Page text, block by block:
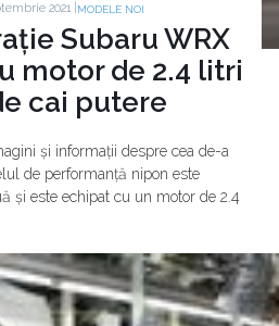
2021 | MODELE NOI
Subaru WRX
motor de 2.4 litri
cai putere
și informații despre cea de-a
de performanță nipon este
și este echipat cu un motor de 2.4